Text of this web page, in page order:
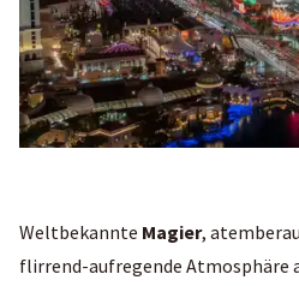
Weltbekannte Magier,
flirrend-aufregende Atmosphäre